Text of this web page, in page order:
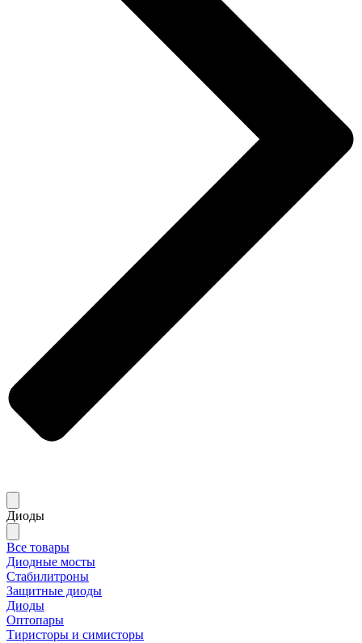
Диоды
Все товары
Диодные мосты
Стабилитроны
Защитные диоды
Диоды
Оптопары
Тиристоры и симисторы